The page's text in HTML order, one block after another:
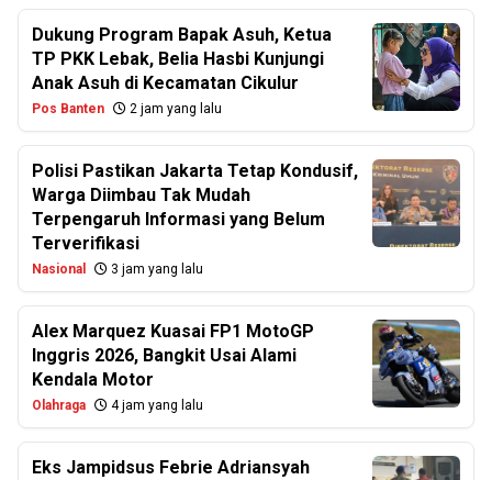
Dukung Program Bapak Asuh, Ketua
TP PKK Lebak, Belia Hasbi Kunjungi
Anak Asuh di Kecamatan Cikulur
Pos Banten 2 jam yang lalu
Polisi Pastikan Jakarta Tetap Kondusif,
Warga Diimbau Tak Mudah
Terpengaruh Informasi yang Belum
Terverifikasi
Nasional 3 jam yang lalu
Alex Marquez Kuasai FP1 MotoGP
Inggris 2026, Bangkit Usai Alami
Kendala Motor
Olahraga 4 jam yang lalu
Eks Jampidsus Febrie Adriansyah